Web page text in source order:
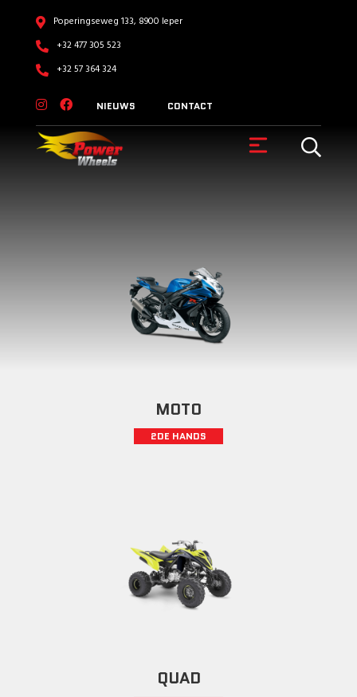
Poperingseweg 133, 8900 Ieper
+32 477 305 523
+32 57 364 324
NIEUWS CONTACT
MOTO
2DE HANDS
QUAD